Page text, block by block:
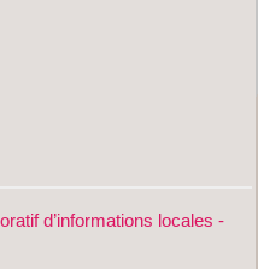
d’informations locales -